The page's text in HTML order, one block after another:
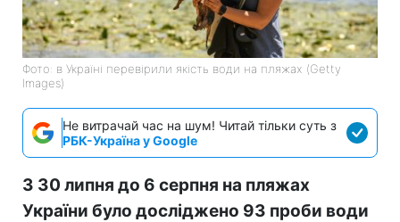
Фото: в Україні перевірили якість води на пляжах (Getty
Images)
Не витрачай час на шум! Читай тільки суть з
РБК-Україна у Google
З 30 липня до 6 серпня на пляжах
України було досліджено 93 проби води